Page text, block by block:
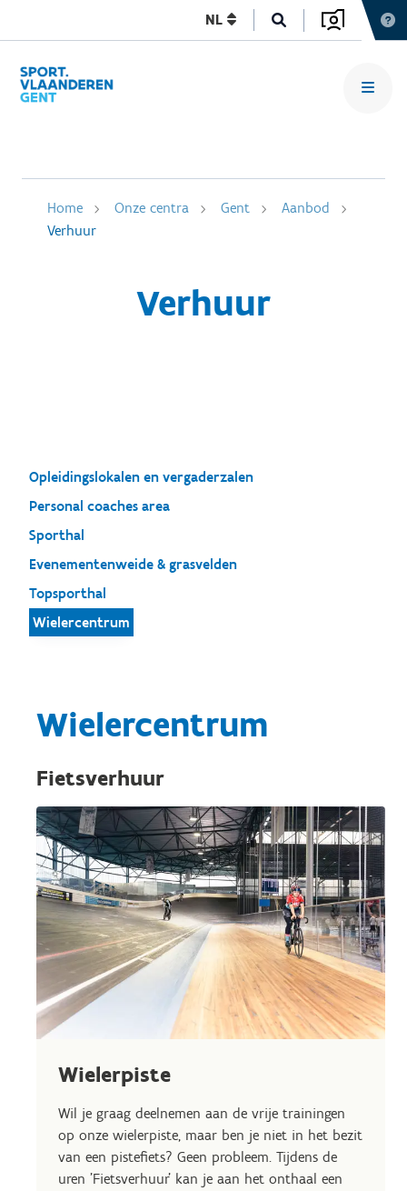
NL
Home Onze centra Gent
Aanbod
Verhuur
Verhuur
Opleidingslokalen en vergaderzalen
Personal coaches area
Sporthal
Evenementenweide & grasvelden
Topsporthal
Wielercentrum
Wielercentrum
Fietsverhuur
Wielerpiste
Wil je graag deelnemen aan de vrije trainingen
op onze wielerpiste, maar ben je niet in het bezit
van een pistefiets? Geen probleem. Tijdens de
uren 'Fietsverhuur' kan je aan het onthaal een